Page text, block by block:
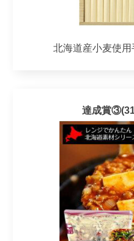
北海道産小麦使
達成賞